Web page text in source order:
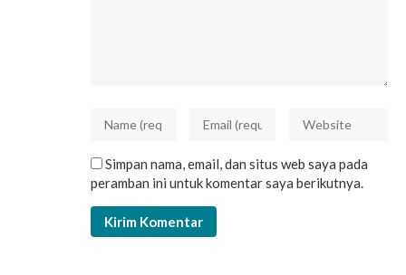
Simpan nama, email, dan situs web saya pada
peramban ini untuk komentar saya berikutnya.